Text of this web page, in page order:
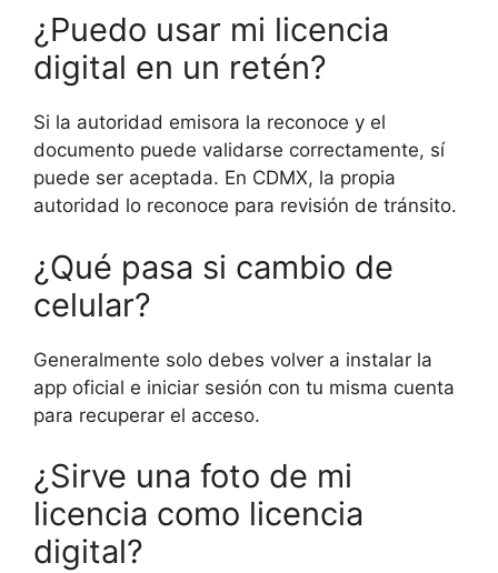
¿Puedo usar mi licencia
digital en un retén?
Si la autoridad emisora la reconoce y el
documento puede validarse correctamente, sí
puede ser aceptada. En CDMX, la propia
autoridad lo reconoce para revisión de tránsito.
¿Qué pasa si cambio de
celular?
Generalmente solo debes volver a instalar la
app oficial e iniciar sesión con tu misma cuenta
para recuperar el acceso.
¿Sirve una foto de mi
licencia como licencia
digital?